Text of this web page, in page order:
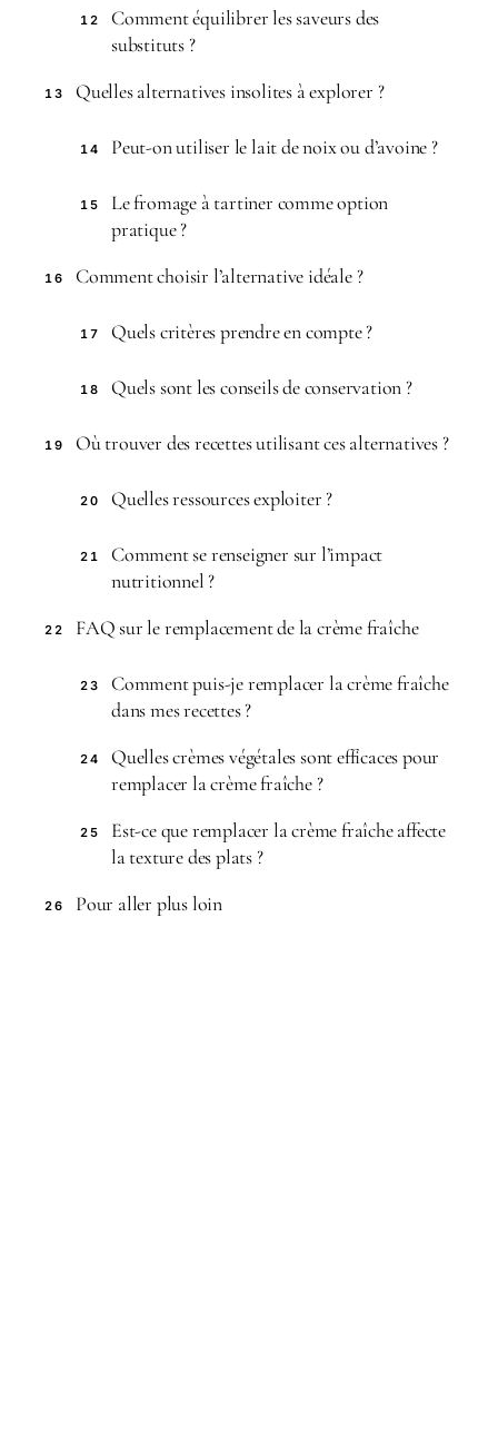
12
Comment équilibrer les saveurs des
substituts ?
13 Quelles alternatives insolites à explorer ?
14 Peut-on utiliser le lait de noix ou d’avoine ?
15
Le fromage à tartiner comme option
pratique ?
16 Comment choisir l’alternative idéale ?
17 Quels critères prendre en compte ?
18 Quels sont les conseils de conservation ?
19 Où trouver des recettes utilisant ces alternatives ?
20 Quelles ressources exploiter ?
21
Comment se renseigner sur l’impact
nutritionnel ?
22 FAQ sur le remplacement de la crème fraîche
23
Comment puis-je remplacer la crème fraîche
dans mes recettes ?
24
Quelles crèmes végétales sont efficaces pour
remplacer la crème fraîche ?
25
Est-ce que remplacer la crème fraîche affecte
la texture des plats ?
26 Pour aller plus loin